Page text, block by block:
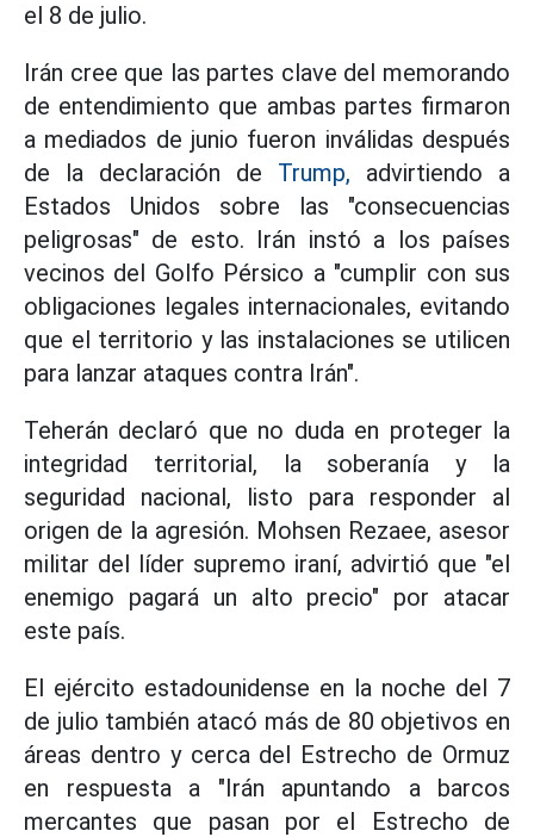
el 8 de julio.
Irán cree que las partes clave del memorando
de entendimiento que ambas partes firmaron
a mediados de junio fueron inválidas después
de la declaración de Trump, advirtiendo a
Estados Unidos sobre las "consecuencias
peligrosas" de esto. Irán instó a los países
vecinos del Golfo Pérsico a "cumplir con sus
obligaciones legales internacionales, evitando
que el territorio y las instalaciones se utilicen
para lanzar ataques contra Irán".
Teherán declaró que no duda en proteger la
integridad territorial, la soberanía y la
seguridad nacional, listo para responder al
origen de la agresión. Mohsen Rezaee, asesor
militar del líder supremo iraní, advirtió que "el
enemigo pagará un alto precio" por atacar
este país.
El ejército estadounidense en la noche del 7
de julio también atacó más de 80 objetivos en
áreas dentro y cerca del Estrecho de Ormuz
en respuesta a "Irán apuntando a barcos
mercantes que pasan por el Estrecho de